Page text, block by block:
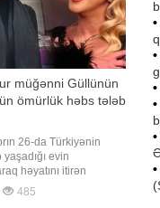
müğənni Güllünün
ömürlük həbs tələb
26-da Türkiyənin
evin
həyatını itirən
Güllünün ölümü ilə bağlı
xəbər verir ki,
485
•
•
•
•
•
•